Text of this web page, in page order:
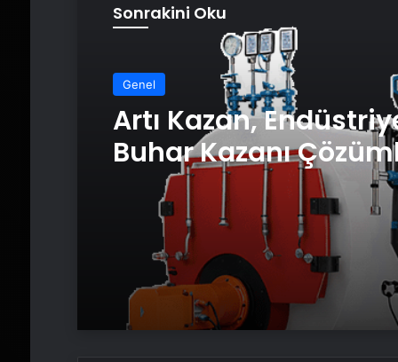
Sonrakini Oku
Genel
Artı Kazan,
Buhar Kazanı
Üretim Tesislerine
Sistemler Sunuyor